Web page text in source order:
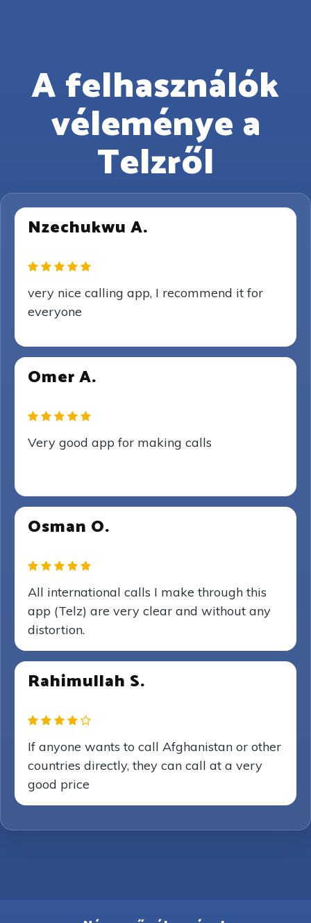
A felhasználók
véleménye a
Telzről
Nzechukwu A.
very nice calling app, I recommend it for
everyone
Omer A.
Very good app for making calls
Osman O.
All international calls I make through this
app (Telz) are very clear and without any
distortion.
Rahimullah S.
If anyone wants to call Afghanistan or other
countries directly, they can call at a very
good price